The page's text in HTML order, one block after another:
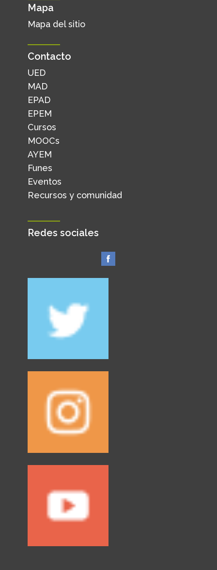
Mapa
Mapa del sitio
Contacto
UED
MAD
EPAD
EPEM
Cursos
MOOCs
AYEM
Funes
Eventos
Recursos y comunidad
Redes sociales